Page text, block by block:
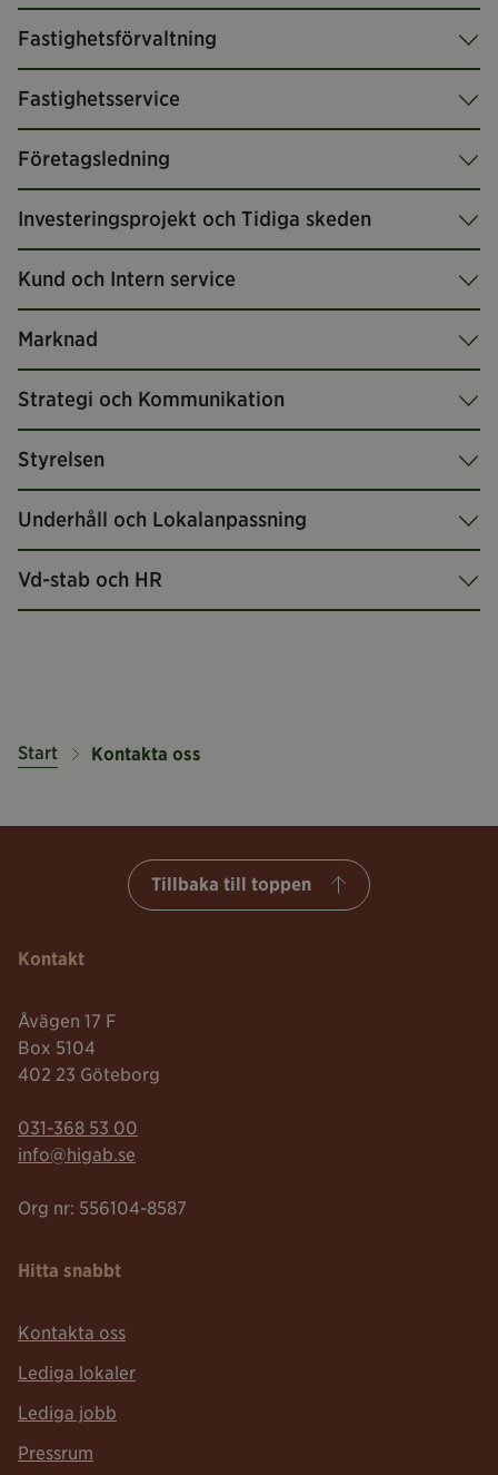
Fastighetsförvaltning
Fastighetsservice
Företagsledning
Investeringsprojekt och Tidiga skeden
Kund och Intern service
Marknad
Strategi och Kommunikation
Styrelsen
Underhåll och Lokalanpassning
Vd-stab och HR
Start Kontakta oss
Tillbaka till toppen
Kontakt
Åvägen 17 F
Box 5104
402 23 Göteborg
Telefonnummer:
031-368 53 00
Mailadress:
info@higab.se
Org nr: 556104-8587
Hitta snabbt
Kontakta oss
Lediga lokaler
Lediga jobb
Pressrum